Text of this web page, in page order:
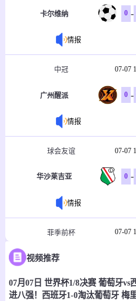
卡尔维纳 0 -
情报
中冠 07-07
广州醒派 0 -
情报
球会友谊 07-07
华沙莱吉亚 0 -
情报
菲季前杯 07-07
塔玛劳斯
情报
视频推荐
07月07日 世界杯1/8决赛 葡萄牙vs